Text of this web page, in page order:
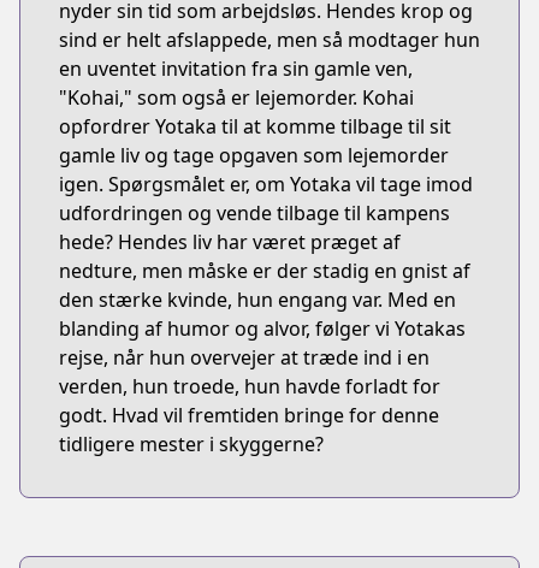
nyder sin tid som arbejdsløs. Hendes krop og
sind er helt afslappede, men så modtager hun
en uventet invitation fra sin gamle ven,
"Kohai," som også er lejemorder. Kohai
opfordrer Yotaka til at komme tilbage til sit
gamle liv og tage opgaven som lejemorder
igen. Spørgsmålet er, om Yotaka vil tage imod
udfordringen og vende tilbage til kampens
hede? Hendes liv har været præget af
nedture, men måske er der stadig en gnist af
den stærke kvinde, hun engang var. Med en
blanding af humor og alvor, følger vi Yotakas
rejse, når hun overvejer at træde ind i en
verden, hun troede, hun havde forladt for
godt. Hvad vil fremtiden bringe for denne
tidligere mester i skyggerne?